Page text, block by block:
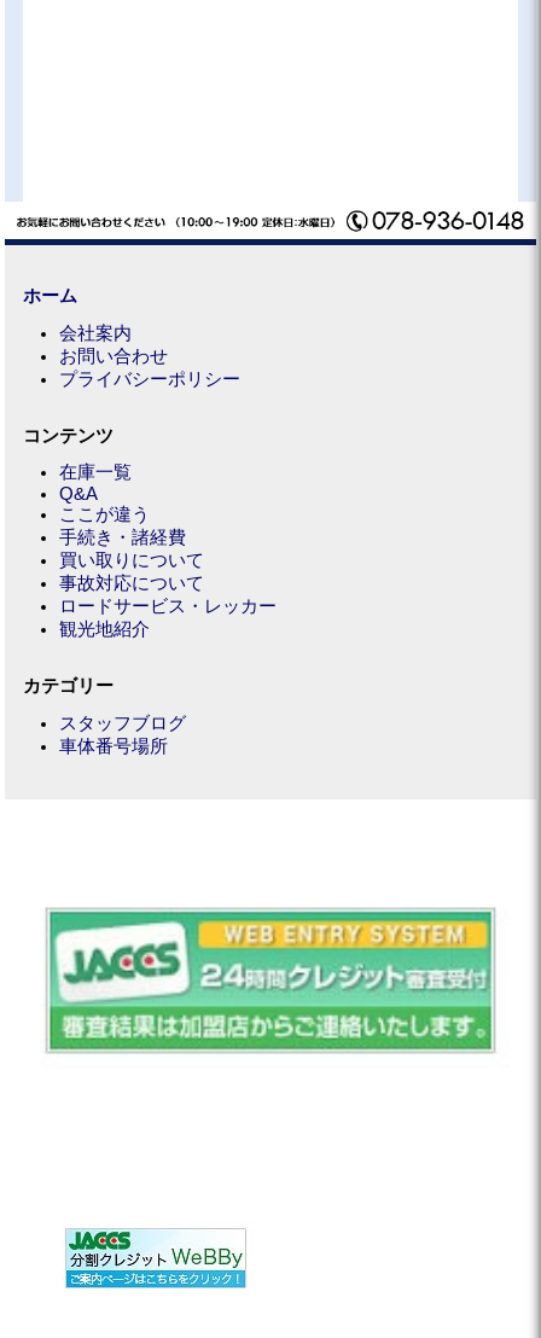
ホーム
会社案内
お問い合わせ
プライバシーポリシー
コンテンツ
在庫一覧
Q&A
ここが違う
手続き・諸経費
買い取りについて
事故対応について
ロードサービス・レッカー
観光地紹介
カテゴリー
スタッフブログ
車体番号場所